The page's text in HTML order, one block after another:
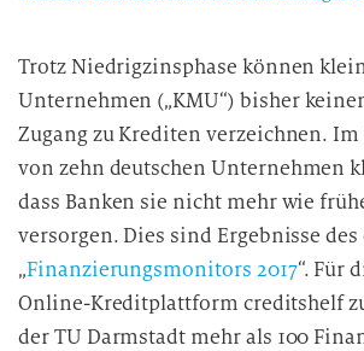
Trotz Niedrigzinsphase können
Unternehmen („KMU“) bisher
Zugang zu Krediten verzeichnen.
von zehn deutschen Unternehmen
dass Banken sie nicht mehr wie
versorgen. Dies sind Ergebnisse
„Finanzierungsmonitors 2017“. Für
Online-Kreditplattform creditshelf
der TU Darmstadt mehr als 100